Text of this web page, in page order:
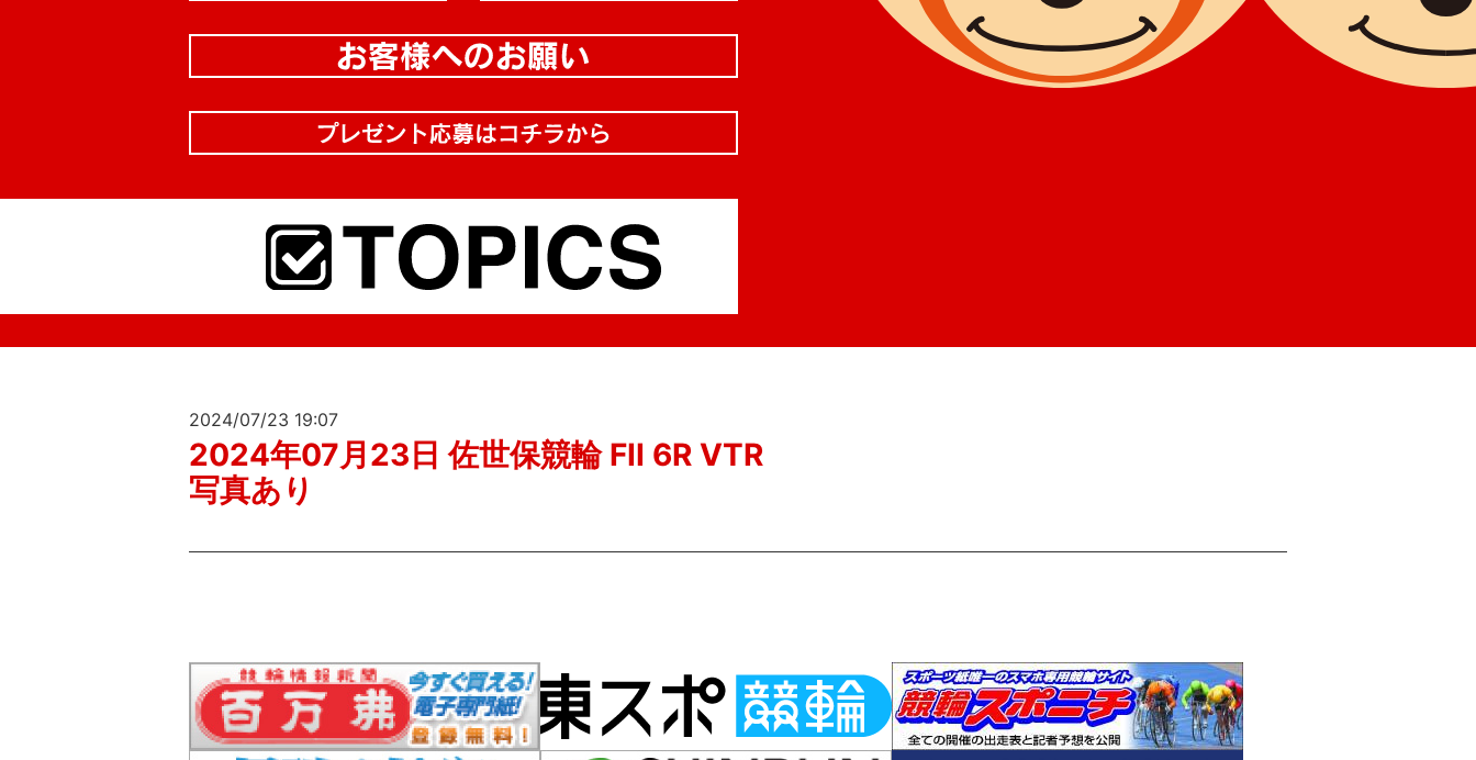
2024/07/23 19:07
2024年07月23日 佐世保競輪 FII 6R VTR
写真あり